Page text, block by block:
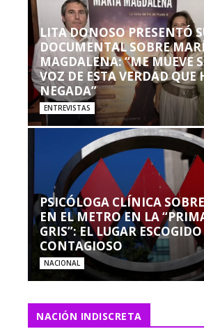
LITA DONOSO PRESENTÓ
DOCUMENTAL SOBRE
MAGDALENA: “ME MUEVE
VOZ DE ESTA VERDAD QUE
NEGADA”
ENTREVISTAS
PSICÓLOGA CLÍNICA
EN EL METRO EN LA
GRIS”: EL LUGAR
CONTAGIOSO
NACIONAL
NACIÓN INDISCRETA